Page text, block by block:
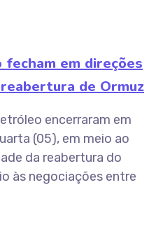
em direções
de Ormuz
encerraram em
(05), em meio ao
da reabertura do
às negociações entre